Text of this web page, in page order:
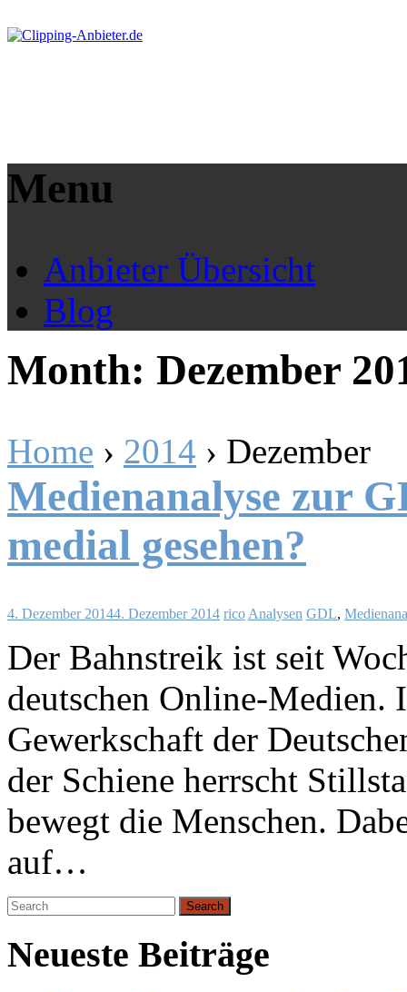
Menu
Anbieter Übersicht
Blog
Month: Dezember
Home › 2014 › Dezember
Medienanalyse zur
medial gesehen?
4. Dezember 20144. Dezember 2014 rico Analysen GDL,
Der Bahnstreik ist seit
deutschen Online-Medien.
Gewerkschaft der
der Schiene herrscht
bewegt die Menschen.
auf…
Search
for:
Neueste Beiträge